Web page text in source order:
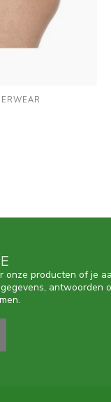
onze producten of je
antwoorden